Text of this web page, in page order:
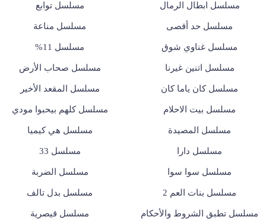
مسلسل ابطال الرمال مسلسل توابع
مسلسل حد أقصى مسلسل مناعة
مسلسل غناوي شوق مسلسل 11%
مسلسل اتنين غيرنا مسلسل صحاب الأرض
مسلسل كان ياما كان مسلسل المقعد الأخير
مسلسل بيت الاحلام مسلسل كلهم بيحبوا مودي
مسلسل المصيدة مسلسل هي كيميا
مسلسل دارا مسلسل 33
مسلسل سوا سوا مسلسل الضربة
مسلسل بنات العم 2 مسلسل بدل تالف
مسلسل تطبق الشروط والأحكام مسلسل قيصرية